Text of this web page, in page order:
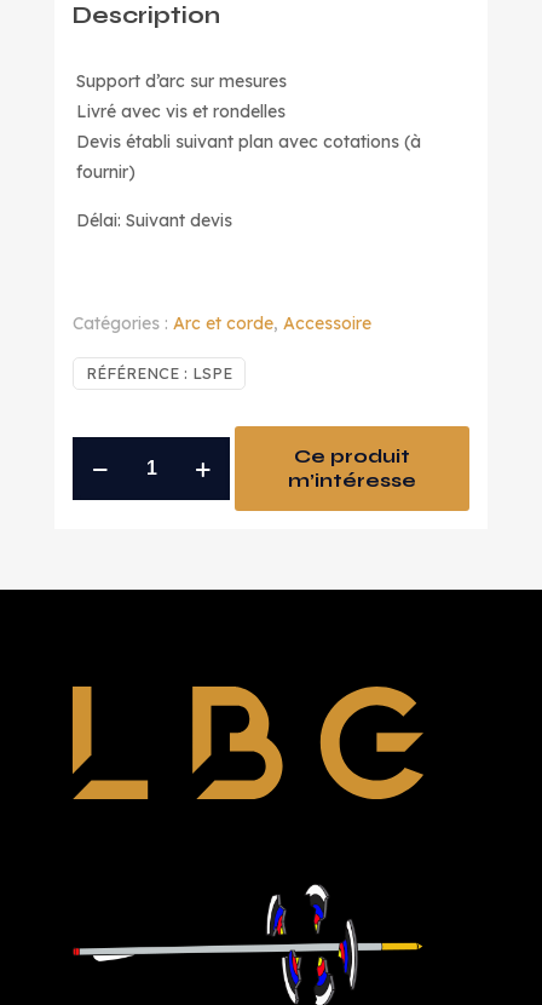
Description
Support d’arc sur mesures
Livré avec vis et rondelles
Devis établi suivant plan avec cotations (à
fournir)
Délai: Suivant devis
Catégories : Arc et corde, Accessoire
RÉFÉRENCE : LSPE
Ce produit
m’intéresse